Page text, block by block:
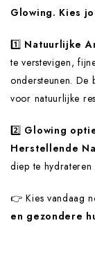
Glowing. Kies
1️⃣ Natuurlijke
te verstevigen,
ondersteunen. De
voor natuurlijke
2️⃣ Glowing
Herstellende
diep te hydrateren
👉 Kies vandaag
en gezondere